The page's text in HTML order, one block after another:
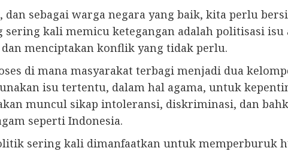
dan sebagai warga negara yang baik, kita perlu
sering kali memicu ketegangan adalah politisasi
menciptakan konflik yang tidak perlu.
di mana masyarakat terbagi menjadi dua
isu tertentu, dalam hal agama, untuk
muncul sikap intoleransi, diskriminasi, dan
seperti Indonesia.
sering kali dimanfaatkan untuk memperburuk